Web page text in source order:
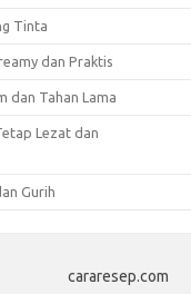
Tinta
dan Praktis
dan Tahan Lama
Lezat dan
Gurih
cararesep.com